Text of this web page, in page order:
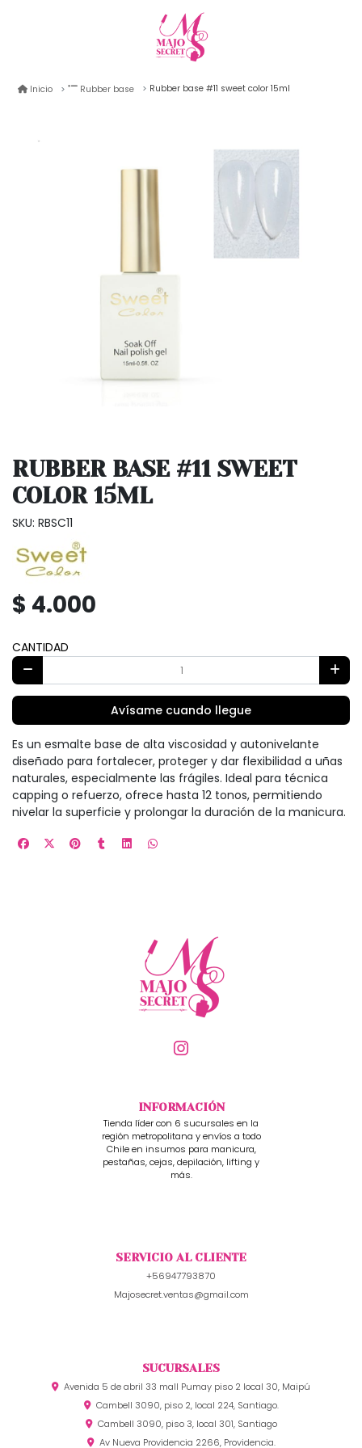
Inicio Rubber base Rubber base #11 sweet color 15ml
RUBBER BASE #11 SWEET
COLOR 15ML
SKU: RBSC11
$ 4.000
CANTIDAD
Avísame cuando llegue
Es un esmalte base de alta viscosidad y autonivelante
diseñado para fortalecer, proteger y dar flexibilidad a uñas
naturales, especialmente las frágiles. Ideal para técnica
capping o refuerzo, ofrece hasta 12 tonos, permitiendo
nivelar la superficie y prolongar la duración de la manicura.
INFORMACIÓN
Tienda líder con 6 sucursales en la
región metropolitana y envíos a todo
Chile en insumos para manicura,
pestañas, cejas, depilación, lifting y
más.
SERVICIO AL CLIENTE
+56947793870
Majosecret.ventas@gmail.com
SUCURSALES
Avenida 5 de abril 33 mall Pumay piso 2 local 30, Maipú
Cambell 3090, piso 2, local 224, Santiago.
Cambell 3090, piso 3, local 301, Santiago
Av Nueva Providencia 2266, Providencia.